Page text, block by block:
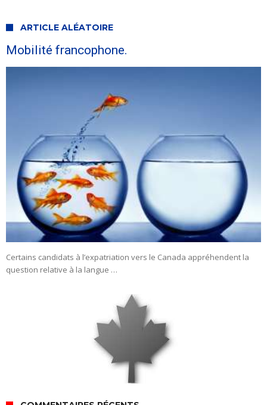
ARTICLE ALÉATOIRE
Mobilité francophone.
Certains candidats à l’expatriation vers le Canada appréhendent la
question relative à la langue …